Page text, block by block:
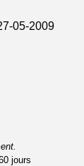
05-2009
jours